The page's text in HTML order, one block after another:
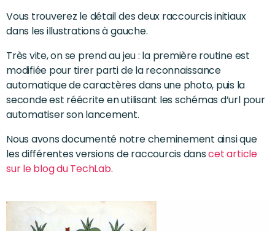
Vous trouverez le détail des deux raccourcis initiaux
dans les illustrations à gauche.
Très vite, on se prend au jeu : la première routine est
modifiée pour tirer parti de la reconnaissance
automatique de caractères dans une photo, puis la
seconde est réécrite en utilisant les schémas d’url pour
automatiser son lancement.
Nous avons documenté notre cheminement ainsi que
les différentes versions de raccourcis danscet article
sur le blog du TechLab.